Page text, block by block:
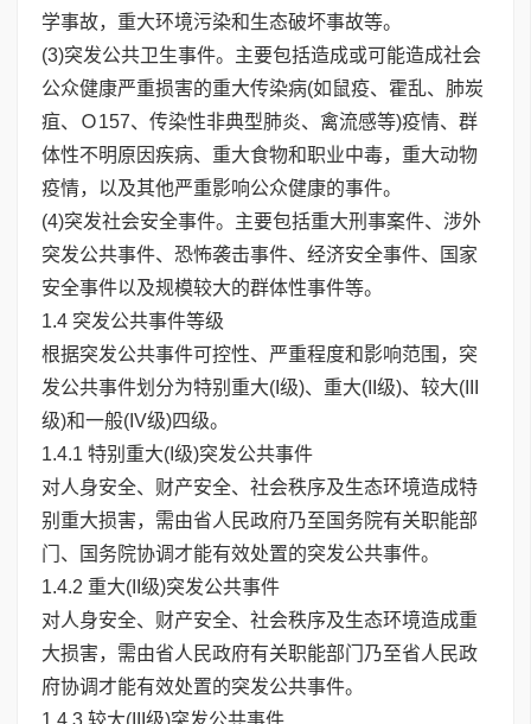
学事故，重大环境污染和生态破坏事故等。
(3)突发公共卫生事件。主要包括造成或可能造成社会
公众健康严重损害的重大传染病(如鼠疫、霍乱、肺炭
疽、Ｏ157、传染性非典型肺炎、禽流感等)疫情、群
体性不明原因疾病、重大食物和职业中毒，重大动物
疫情，以及其他严重影响公众健康的事件。
(4)突发社会安全事件。主要包括重大刑事案件、涉外
突发公共事件、恐怖袭击事件、经济安全事件、国家
安全事件以及规模较大的群体性事件等。
1.4 突发公共事件等级
根据突发公共事件可控性、严重程度和影响范围，突
发公共事件划分为特别重大(I级)、重大(II级)、较大(III
级)和一般(IV级)四级。
1.4.1 特别重大(I级)突发公共事件
对人身安全、财产安全、社会秩序及生态环境造成特
别重大损害，需由省人民政府乃至国务院有关职能部
门、国务院协调才能有效处置的突发公共事件。
1.4.2 重大(II级)突发公共事件
对人身安全、财产安全、社会秩序及生态环境造成重
大损害，需由省人民政府有关职能部门乃至省人民政
府协调才能有效处置的突发公共事件。